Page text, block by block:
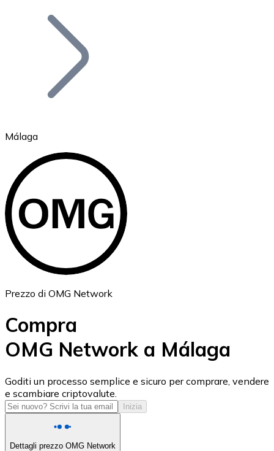
Bitcoin
Ethereum
ETH
USD Coin
USDC
Málaga
Prezzo di OMG Network
Compra
OMG Network a Málaga
Goditi un processo semplice e sicuro per comprare, vendere
e scambiare criptovalute.
Inizia
Dettagli prezzo OMG Network